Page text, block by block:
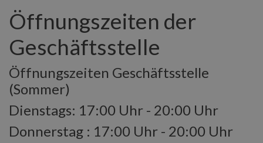
Öffnungszeiten der
Geschäftsstelle
Öffnungszeiten Geschäftsstelle
(Sommer)
Dienstags: 17:00 Uhr - 20:00 Uhr
Donnerstag : 17:00 Uhr - 20:00 Uhr